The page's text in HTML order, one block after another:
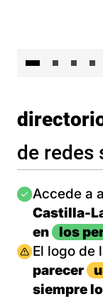
de redes
Imagen
Accede a
Castilla-
en
los
Imagen
El logo de
parecer
siempre